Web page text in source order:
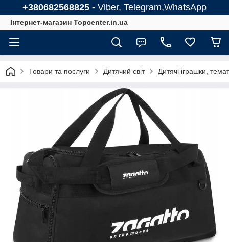
+380682568825 - Viber, Telegram,WhatsApp
Інтернет-магазин Topcenter.in.ua
Товари та послуги Дитячий світ Дитячі іграшки,